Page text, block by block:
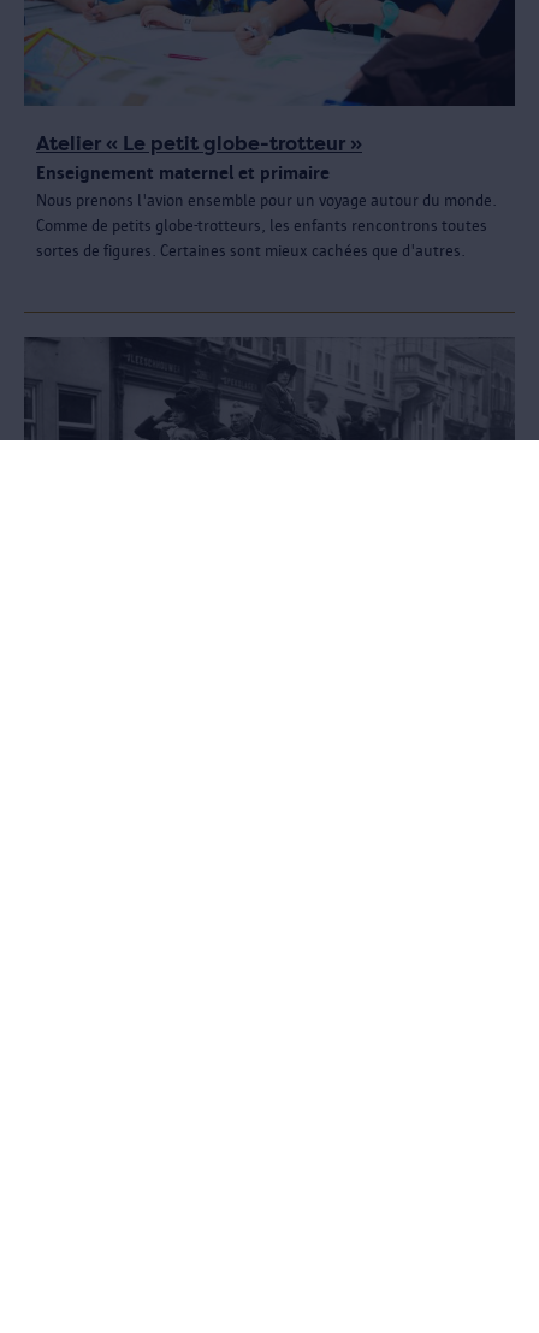
Atelier « Le petit globe-trotteur »
Enseignement maternel et primaire
Nous prenons l'avion ensemble pour un voyage autour du monde.
Comme de petits globe-trotteurs, les enfants rencontrons toutes
sortes de figures. Certaines sont mieux cachées que d'autres.